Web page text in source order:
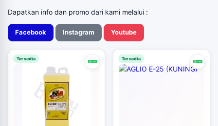
Dapatkan info dan promo dari kami melalui :
Facebook Instagram Youtube
Tersedia Tersedia